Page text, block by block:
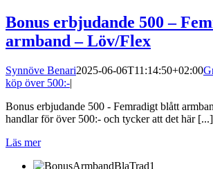
Bonus erbjudande 500 –
armband – Löv/Flex
Synnöve Benari2025-06-06T11:14:50+02:00
köp över 500:-|
Bonus erbjudande 500 - Femradigt blått
handlar för över 500:- och tycker att det här [...]
Läs mer